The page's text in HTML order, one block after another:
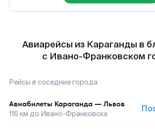
Авиарейсы из Караганды в
с Ивано-Франковском
Рейсы в соседние города
Авиабилеты Караганда — Львов
116 км до Ивано-Франковска